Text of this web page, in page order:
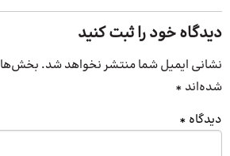
دیدگاه خود را ثبت کنید
نشانی ایمیل شما منتشر نخواهد شد.
شده‌اند *
دیدگاه *